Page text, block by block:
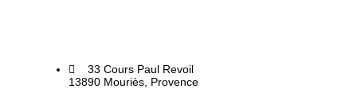
33 Cours Paul Revoil
13890 Mouriès, Provence